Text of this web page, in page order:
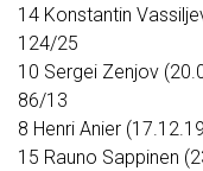
14 Konstantin
124/25
10 Sergei Zenjov
86/13
8 Henri Anier
15 Rauno Sappinen